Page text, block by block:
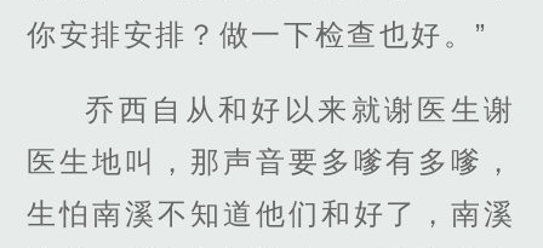
你安排安排？做一下检查也好。”
乔西自从和好以来就谢医生谢
医生地叫，那声音要多嗲有多嗲，
生怕南溪不知道他们和好了，南溪